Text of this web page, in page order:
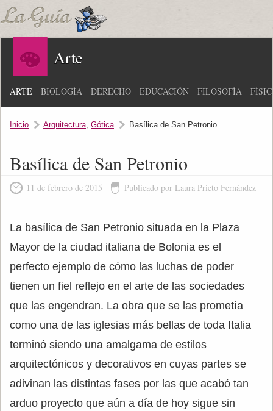
Arte
ARTE BIOLOGÍA DERECHO EDUCACIÓN FILOSOFÍA
Inicio Arquitectura, Gótica Basílica de San Petronio
Basílica de San Petronio
11 de febrero de 2015 Publicado por Laura Prieto Fernández
La basílica de San Petronio situada en la Plaza
Mayor de la ciudad italiana de Bolonia es el
perfecto ejemplo de cómo las luchas de poder
tienen un fiel reflejo en el arte de las sociedades
que las engendran. La obra que se las prometía
como una de las iglesias más bellas de toda Italia
terminó siendo una amalgama de estilos
arquitectónicos y decorativos en cuyas partes se
adivinan las distintas fases por las que acabó tan
arduo proyecto que aún a día de hoy sigue sin